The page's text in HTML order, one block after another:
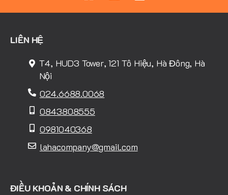
LIÊN HỆ
T4, HUD3 Tower, 121 Tô Hiệu, Hà Đông, Hà
Nội
024.6688.0068
0843808555
0981040368
lahacompany@gmail.com
ĐIỀU KHOẢN & CHÍNH SÁCH